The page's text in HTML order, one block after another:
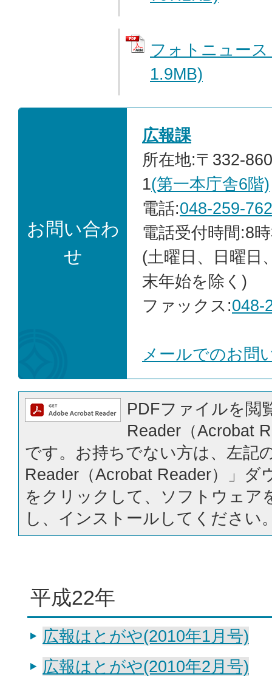
フォトニュー
1.9MB)
お問い合わ
せ
広報課
所在地:〒332-
1(第一本庁舎6階)
電話:048-259-
電話受付時間:8
(土曜日、日曜日
末年始を除く)
ファックス:048-
メールでのお問
PDFファイルを閲
Reader（Acrobat
です。お持ちでない方は、左記
Reader（Acrobat Reader）」ダ
をクリックして、ソフトウェア
し、インストールしてください
平成22年
広報はとがや(2010年1月号)
広報はとがや(2010年2月号)